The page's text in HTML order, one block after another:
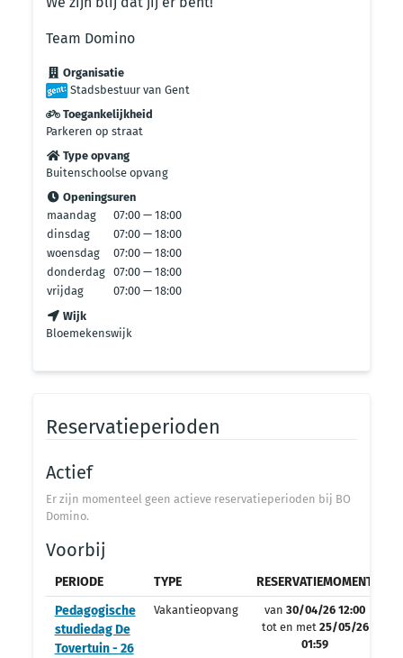
Team Domino
Organisatie
Stadsbestuur van Gent
Toegankelijkheid
Parkeren op straat
Type opvang
Buitenschoolse opvang
Openingsuren
maandag
07:00 — 18:00
dinsdag
07:00 — 18:00
woensdag
07:00 — 18:00
donderdag 07:00 — 18:00
vrijdag
07:00 — 18:00
Wijk
Bloemekenswijk
Reservatieperioden
Actief
Er zijn momenteel geen actieve reservatieperioden bij BO
Domino.
Voorbij
PERIODE TYPE RESERVATIEMOMENT
Pedagogische
studiedag De
Tovertuin - 26
Vakantieopvang van 30/04/26 12:00
tot en met 25/05/26
01:59